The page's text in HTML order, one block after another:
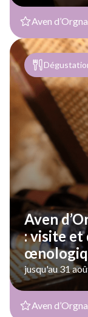
Aven
Aven
: visite
jusqu'au 31
Aven